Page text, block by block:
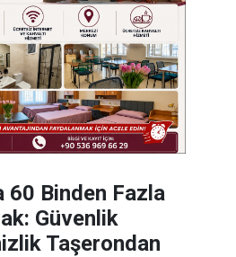
60 Binden Fazla
Güvenlik
Taşerondan